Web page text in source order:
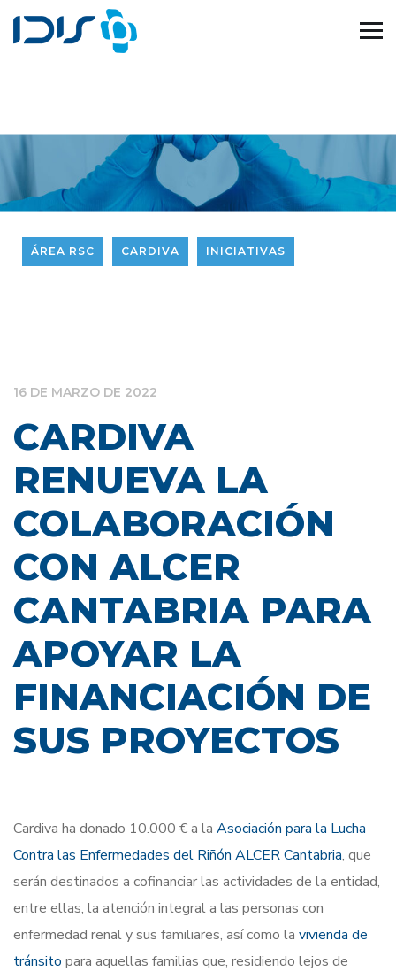
ÁREA RSC CARDIVA INICIATIVAS
16 DE MARZO DE 2022
CARDIVA
RENUEVA LA
COLABORACIÓN
CON ALCER
CANTABRIA PARA
APOYAR LA
FINANCIACIÓN DE
SUS PROYECTOS
Cardiva ha donado 10.000 € a la Asociación para la Lucha
Contra las Enfermedades del Riñón ALCER Cantabria, que
serán destinados a cofinanciar las actividades de la entidad,
entre ellas, la atención integral a las personas con
enfermedad renal y sus familiares, así como la vivienda de
tránsito para aquellas familias que, residiendo lejos de